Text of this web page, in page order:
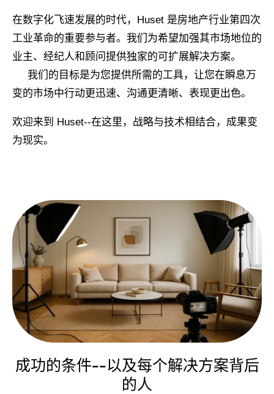
在数字化飞速发展的时代，Huset 是房地产行业第四次
工业革命的重要参与者。我们为希望加强其市场地位的
业主、经纪人和顾问提供独家的可扩展解决方案。
我们的目标是为您提供所需的工具，让您在瞬息万
变的市场中行动更迅速、沟通更清晰、表现更出色。
欢迎来到 Huset--在这里，战略与技术相结合，成果变
为现实。
成功的条件--以及每个解决方案背后
的人